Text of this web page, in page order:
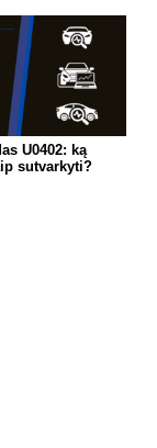
U0402: ką
sutvarkyti?